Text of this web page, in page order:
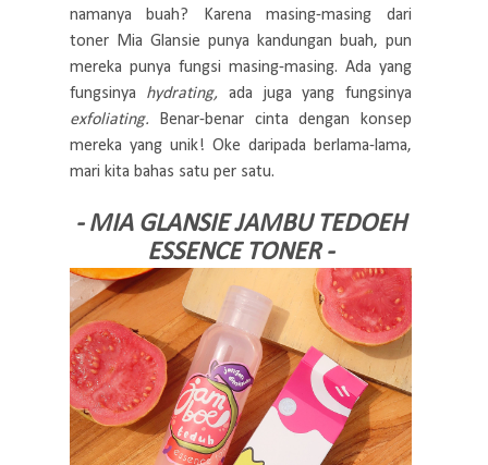
namanya buah? Karena masing-masing dari
toner Mia Glansie punya kandungan buah, pun
mereka punya fungsi masing-masing. Ada yang
fungsinya hydrating, ada juga yang fungsinya
exfoliating.
Benar-benar cinta dengan konsep
mereka yang unik! Oke daripada berlama-lama,
mari kita bahas satu per satu.
- MIA GLANSIE JAMBU TEDOEH
ESSENCE TONER -